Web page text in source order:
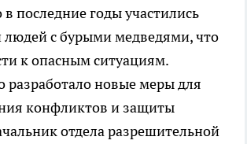
последние годы участились
людей с бурыми медведями, что
к опасным ситуациям.
разработало новые меры для
конфликтов и защиты
отдела разрешительной